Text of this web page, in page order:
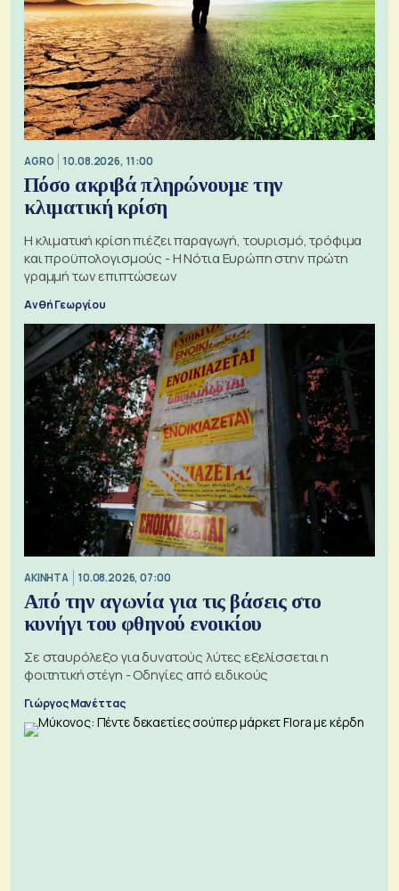
AGRO 10.08.2026, 11:00
Πόσο ακριβά πληρώνουμε την
κλιματική κρίση
Η κλιματική κρίση πιέζει παραγωγή, τουρισμό, τρόφιμα
και προϋπολογισμούς - Η Νότια Ευρώπη στην πρώτη
γραμμή των επιπτώσεων
Ανθή Γεωργίου
ΑΚΙΝΗΤΑ 10.08.2026, 07:00
Από την αγωνία για τις βάσεις στο
κυνήγι του φθηνού ενοικίου
Σε σταυρόλεξο για δυνατούς λύτες εξελίσσεται η
φοιτητική στέγη - Οδηγίες από ειδικούς
Γιώργος Μανέττας